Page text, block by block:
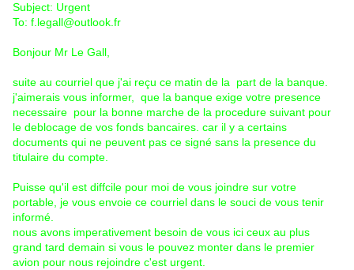
Subject: Urgent
To: f.legall@outlook.fr
Bonjour Mr Le Gall,
suite au courriel que j'ai reçu ce matin de la part de la banque.
j'aimerais vous informer, que la banque exige votre presence
necessaire pour la bonne marche de la procedure suivant pour
le deblocage de vos fonds bancaires. car il y a certains
documents qui ne peuvent pas ce signé sans la presence du
titulaire du compte.
Puisse qu'il est diffcile pour moi de vous joindre sur votre
portable, je vous envoie ce courriel dans le souci de vous tenir
informé.
nous avons imperativement besoin de vous ici ceux au plus
grand tard demain si vous le pouvez monter dans le premier
avion pour nous rejoindre c'est urgent.